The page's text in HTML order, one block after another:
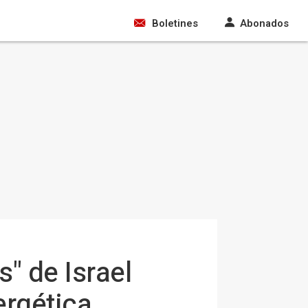
Boletines Abonados
de Israel